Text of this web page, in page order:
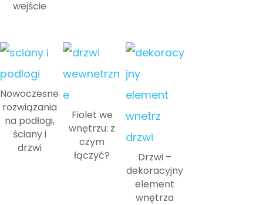
wejście
Nowoczesne
rozwiązania
na podłogi,
ściany i
drzwi
Fiolet we
wnętrzu: z
czym
łączyć?
Drzwi –
dekoracyjny
element
wnętrza